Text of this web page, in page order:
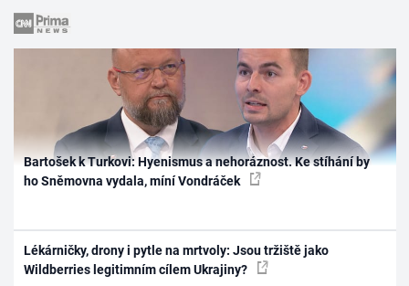
Bartošek k Turkovi: Hyenismus a nehoráznost. Ke stíhání by
ho Sněmovna vydala, míní Vondráček
Lékárničky, drony i pytle na mrtvoly: Jsou tržiště jako
Wildberries legitimním cílem Ukrajiny?